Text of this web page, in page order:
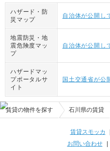
ハザード・防
災マップ
自治体が公開し
地震防災・地
震危険度マッ
プ
自治体が公開し
ハザードマッ
プポータルサ
イト
国土交通省が公
賃貸の物件を探す 石川県の賃貸
賃貸スモッカ
お問い合わせ|